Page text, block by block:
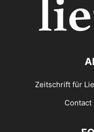
Zeitschrift für
Contact